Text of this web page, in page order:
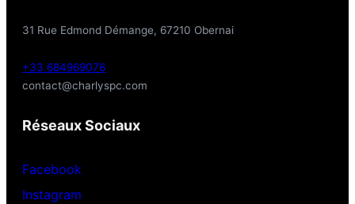
31 Rue Edmond Démange, 67210 Obernai
+33 684969076
contact@charlyspc.com
Réseaux Sociaux
Facebook
Instagram